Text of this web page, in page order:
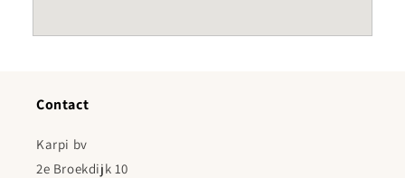
Contact
Karpi bv
2e Broekdijk 10